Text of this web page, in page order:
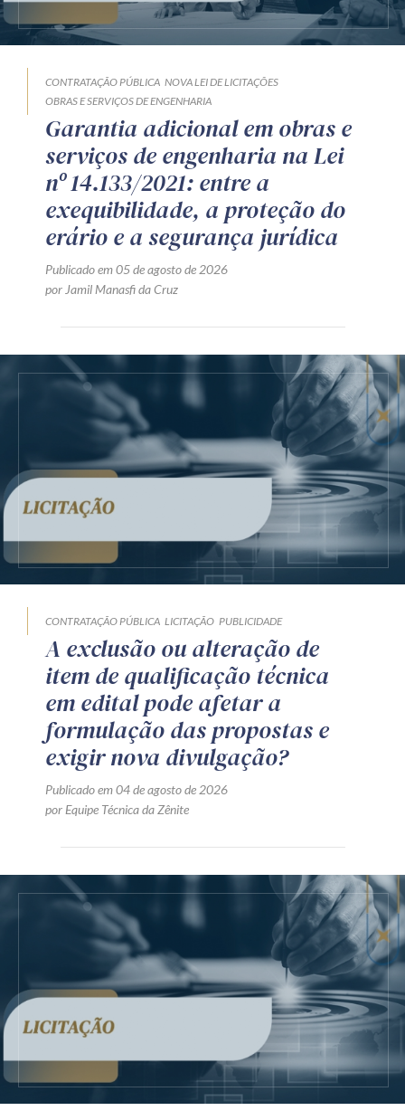
CONTRATAÇÃO PÚBLICA NOVA LEI DE LICITAÇÕES
OBRAS E SERVIÇOS DE ENGENHARIA
Garantia adicional em obras e
serviços de engenharia na Lei
nº 14.133/2021: entre a
exequibilidade, a proteção do
erário e a segurança jurídica
Publicado em 05 de agosto de 2026
por Jamil Manasfi da Cruz
CONTRATAÇÃO PÚBLICA LICITAÇÃO PUBLICIDADE
A exclusão ou alteração de
item de qualificação técnica
em edital pode afetar a
formulação das propostas e
exigir nova divulgação?
Publicado em 04 de agosto de 2026
por Equipe Técnica da Zênite